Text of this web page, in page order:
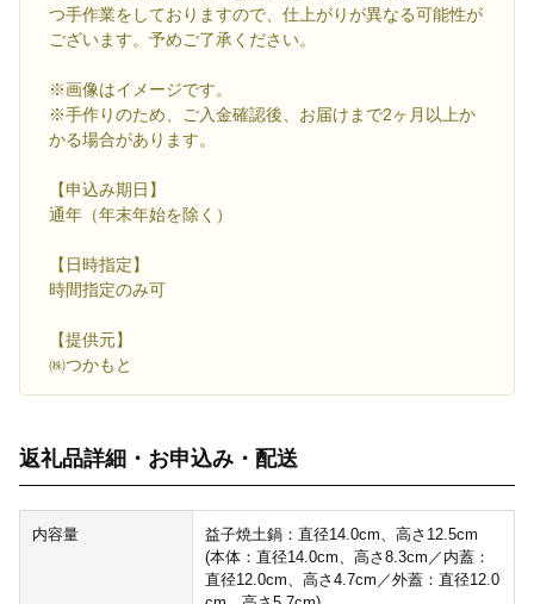
つ手作業をしておりますので、仕上がりが異なる可能性が
ございます。予めご了承ください。
※画像はイメージです。
※手作りのため、ご入金確認後、お届けまで2ヶ月以上か
かる場合があります。
【申込み期日】
通年（年末年始を除く）
【日時指定】
時間指定のみ可
【提供元】
㈱つかもと
返礼品詳細・お申込み・配送
内容量
益子焼土鍋：直径14.0cm、高さ12.5cm
(本体：直径14.0cm、高さ8.3cm／内蓋：
直径12.0cm、高さ4.7cm／外蓋：直径12.0